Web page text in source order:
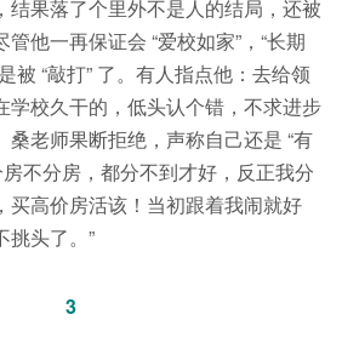
结果落了个里外不是人的结局，还被
他一再保证会 “爱校如家”，“长期
被 “敲打” 了。有人指点他：去给领
学校久干的，低头认个错，不求进步
老师果断拒绝，声称自己还是 “有
不分房，都分不到才好，反正我分
买高价房活该！当初跟着我闹就好
挑头了。”
3